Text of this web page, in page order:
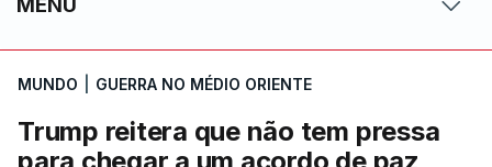
MENU
MUNDO GUERRA NO MÉDIO ORIENTE
Trump reitera que não tem pressa